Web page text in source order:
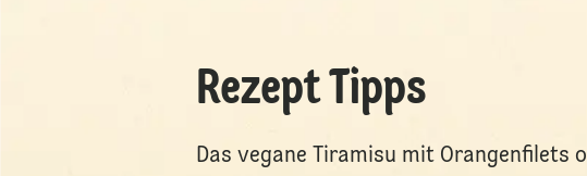
Rezept Tipps
Das vegane Tiramisu mit Orangenfilets